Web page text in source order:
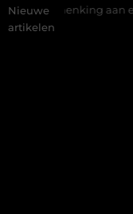
Nieuwe
artikelen
een goed doel: